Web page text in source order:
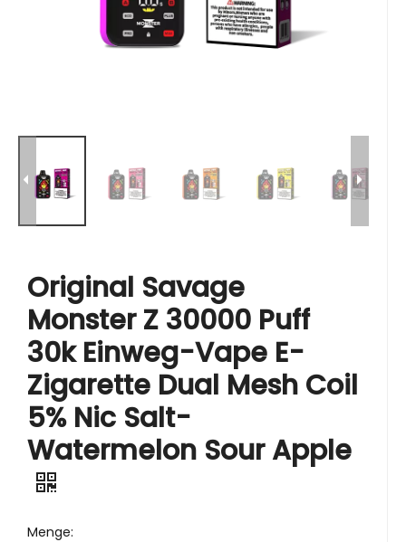
Original Savage
Monster Z 30000 Puff
30k Einweg-Vape E-
Zigarette Dual Mesh Coil
5% Nic Salt-
Watermelon Sour Apple
Menge: